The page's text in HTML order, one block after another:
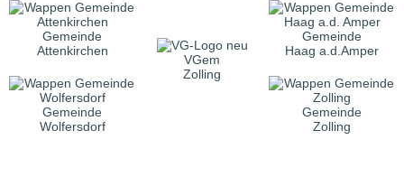
Gemeinde
Attenkirchen
VGem
Zolling
Gemeinde
Haag a.d.Amper
Gemeinde
Wolfersdorf
Gemeinde
Zolling